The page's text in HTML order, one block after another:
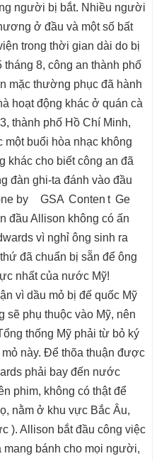
người bị bắt. Nhiều người
ở đầu và một số bất
trong thời gian dài do bị
8, công an thành phố
mặc thường phục đã hành
hoạt động khác ở quán cà
thành phố Hồ Chí Minh,
buổi hòa nhạc không
khác cho biết công an đã
đàn ghi-ta đánh vào đầu
by GSA Cont en t Ge
đầu Allison không có ấn
vì nghỉ ông sinh ra
đã chuẩn bị sẵn để ông
nhất của nước Mỹ!
vì dầu mỏ bị đế quốc Mỹ
sẽ phụ thuộc vào Mỹ, nên
thống Mỹ phải từ bỏ ký
này. Để thõa thuận được
phải bay đến nước
phim, không có thật để
nằm ở khu vực Bắc Âu,
). Allison bắt đầu công việc
mang bánh cho mọi người,